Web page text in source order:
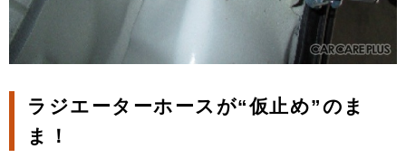
ラジエーターホースが“仮止め”のま
ま！